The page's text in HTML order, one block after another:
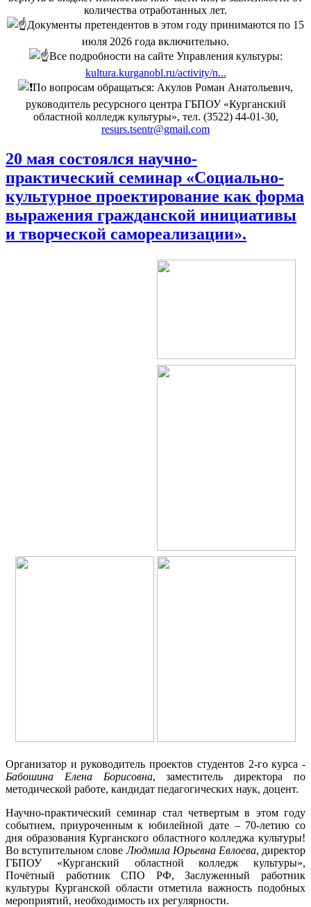
количества отработанных лет.
Документы претендентов в этом году принимаются по 15
июля 2026 года включительно.
Все подробности на сайте Управления культуры:
kultura.kurganobl.ru/activity/n...
По вопросам обращаться: Акулов Роман Анатольевич,
руководитель ресурсного центра ГБПОУ «Курганский
областной колледж культуры», тел. (3522) 44-01-30,
resurs.tsentr@gmail.com
20 мая состоялся научно-
практический семинар «Социально-
культурное проектирование как форма
выражения гражданской инициативы
и творческой самореализации».
Организатор и руководитель проектов студентов 2-го курса -
Бабошина Елена Борисовна, заместитель директора по
методической работе, кандидат педагогических наук, доцент.
Научно-практический семинар стал четвертым в этом году
событием, приуроченным к юбилейной дате – 70-летию со
дня образования Курганского областного колледжа культуры!
Во вступительном словеЛюдмила Юрьевна Евлоева, директор
ГБПОУ «Курганский областной колледж культуры»,
Почётный работник СПО РФ, Заслуженный работник
культуры Курганской области отметила важность подобных
мероприятий, необходимость их регулярности.